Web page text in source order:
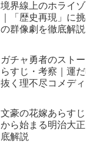
境界線上のホライ
｜「歴史再現」に
の群像劇を徹底解説
ガチャ勇者のスト
らすじ・考察｜運
抜く理不尽コメデ
文豪の花嫁あらす
から始まる明治大
底解説